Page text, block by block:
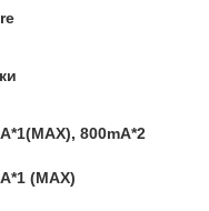
800mA*2
(MAX)